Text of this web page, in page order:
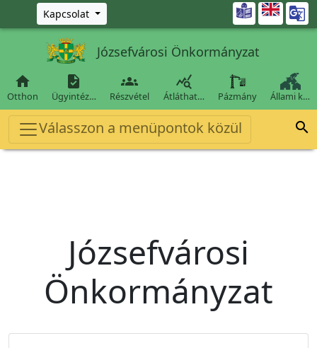
Ugrás a fő tartalomra
Kapcsolat 
Józsefvárosi Önkormányzat

Otthon

Ügyintéz…

Részvétel

Átláthat… Pázmány Állami k…
Válasszon a menüpontok közül 
Józsefvárosi
Önkormányzat